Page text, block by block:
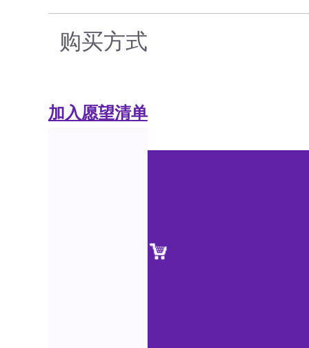
购买方式
加入愿望清单